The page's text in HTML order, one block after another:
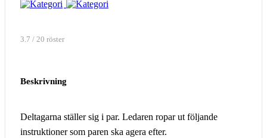
3.7 / 20 röster
Beskrivning
Deltagarna ställer sig i par. Ledaren ropar ut följande
instruktioner som paren ska agera efter.